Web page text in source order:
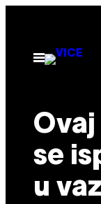
садржај
Otvori
Meni
se
u